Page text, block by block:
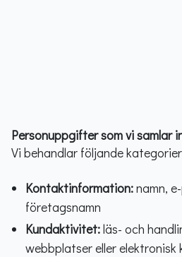
Personuppgifter som vi samlar
Vi behandlar följande
Kontaktinformation:namn,
företagsnamn
Kundaktivitet:läs- och
webbplatser eller elektronisk